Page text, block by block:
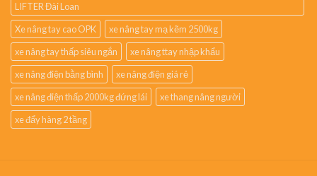
LIFTER Đài Loan
Xe nâng tay cao OPK
xe nâng tay mạ kẽm 2500kg
xe nâng tay thấp siêu ngắn
xe nâng ttay nhập khẩu
xe nâng điện bằng bình
xe nâng điện giá rẻ
xe nâng điện thấp 2000kg đứng lái
xe thang nâng người
xe đẩy hàng 2 tầng